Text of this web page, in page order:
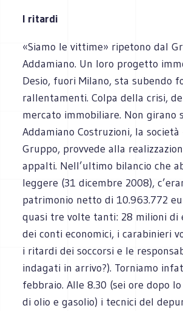
I ritardi
«Siamo le vittime» ripetono dal
Addamiano. Un loro progetto
Desio, fuori Milano, sta subendo
rallentamenti. Colpa della crisi,
mercato immobiliare. Non girano
Addamiano Costruzioni, la
Gruppo, provvede alla
appalti. Nell’ultimo bilancio che
leggere (31 dicembre 2008),
patrimonio netto di 10.963.772
quasi tre volte tanti: 28 milioni di
dei conti economici, i carabinieri
i ritardi dei soccorsi e le
indagati in arrivo?). Torniamo
febbraio. Alle 8.30 (sei ore dopo
di olio e gasolio) i tecnici del